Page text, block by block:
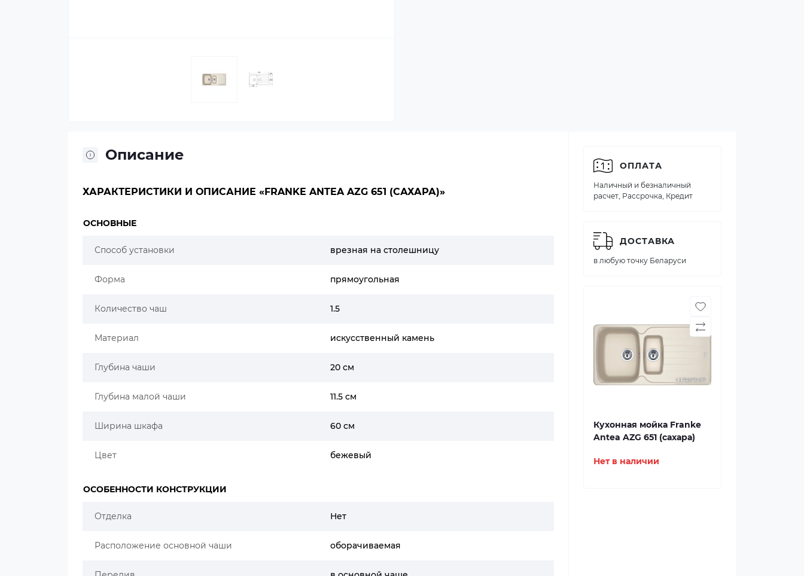
Описание
ХАРАКТЕРИСТИКИ И ОПИСАНИЕ «FRANKE ANTEA AZG 651 (САХАРА)»
ОСНОВНЫЕ
Способ установки врезная на столешницу
Форма прямоугольная
Количество чаш 1.5
Материал искусственный камень
Глубина чаши 20 см
Глубина малой чаши 11.5 см
Ширина шкафа 60 см
Цвет бежевый
ОСОБЕННОСТИ КОНСТРУКЦИИ
Отделка Нет
Расположение основной чаши оборачиваемая
ОПЛАТА
Наличный и безналичный
расчет, Рассрочка, Кредит
ДОСТАВКА
в любую точку Беларуси
Кухонная мойка Franke
Antea AZG 651 (сахара)
Нет в наличии